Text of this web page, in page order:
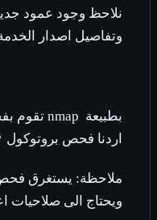
نلاحظ وجود عمود
وتفاصيل اصدار
بطبيعة nmapتقوم
اردنا فحص بروتوكول
ملاحظة: يستغرق
ويحتاج الى صلاحيات